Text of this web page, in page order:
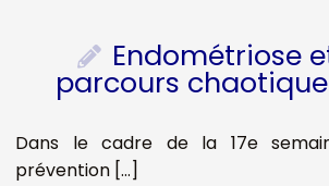
Endométriose
parcours
Dans le cadre de la 17e
prévention […]